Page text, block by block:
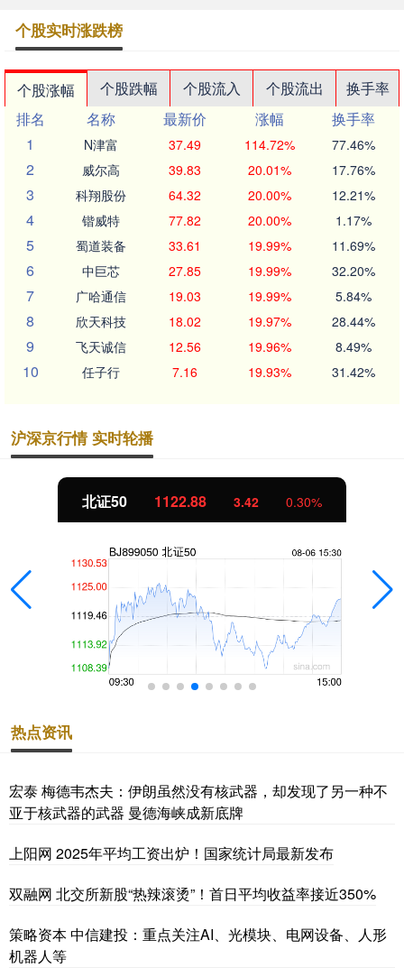
个股实时涨跌榜
个股涨幅 个股跌幅 个股流入 个股流出
换手率
排名
名称 最新价 涨幅
换手率
1
N津富 37.49 114.72% 77.46%
2 威尔高 39.83 20.01% 17.76%
3 科翔股份 64.32 20.00% 12.21%
4 锴威特 77.82 20.00% 1.17%
5 蜀道装备 33.61 19.99% 11.69%
6 中巨芯 27.85 19.99% 32.20%
7 广哈通信 19.03 19.99% 5.84%
8 欣天科技 18.02 19.97% 28.44%
9 飞天诚信 12.56 19.96% 8.49%
10 任子行 7.16 19.93% 31.42%
沪深京行情 实时轮播
北证50 1122.88 3.42 0.30%
热点资讯
宏泰 梅德韦杰夫：伊朗虽然没有核武器，却发现了另一种不
亚于核武器的武器 曼德海峡成新底牌
上阳网 2025年平均工资出炉！国家统计局最新发布
双融网 北交所新股“热辣滚烫”！首日平均收益率接近350%
策略资本 中信建投：重点关注AI、光模块、电网设备、人形
机器人等